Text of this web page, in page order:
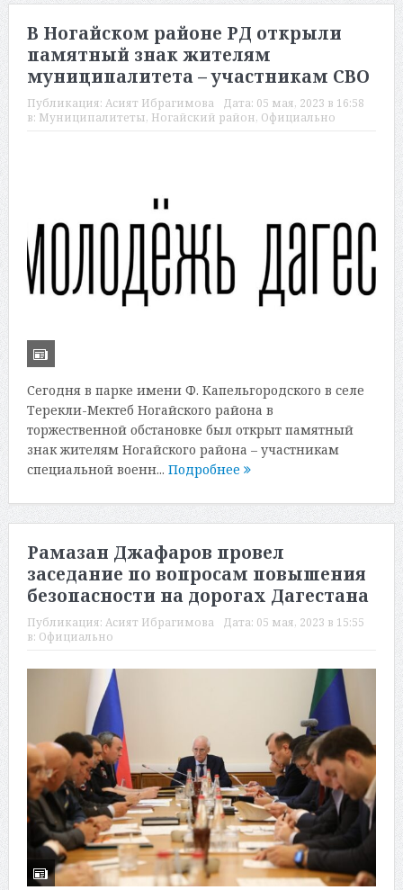
В Ногайском районе РД открыли
памятный знак жителям
муниципалитета – участникам СВО
Публикация: Асият Ибрагимова Дата: 05 мая, 2023 в 16:58
в: Муниципалитеты, Ногайский район, Официально
Сегодня в парке имени Ф. Капельгородского в селе
Терекли-Мектеб Ногайского района в
торжественной обстановке был открыт памятный
знак жителям Ногайского района – участникам
специальной военн... Подробнее
Рамазан Джафаров провел
заседание по вопросам повышения
безопасности на дорогах Дагестана
Публикация: Асият Ибрагимова Дата: 05 мая, 2023 в 15:55
в: Официально